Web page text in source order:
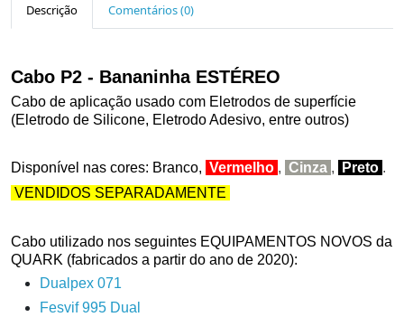
Descrição Comentários (0)
Cabo P2 - Bananinha ESTÉREO
Cabo de aplicação usado com Eletrodos de superfície
(Eletrodo de Silicone, Eletrodo Adesivo, entre outros)
Disponível nas cores: Branco, Vermelho , Cinza , Preto .
VENDIDOS SEPARADAMENTE
Cabo utilizado nos seguintes EQUIPAMENTOS NOVOS da
QUARK (fabricados a partir do ano de 2020):
Dualpex 071
Fesvif 995 Dual